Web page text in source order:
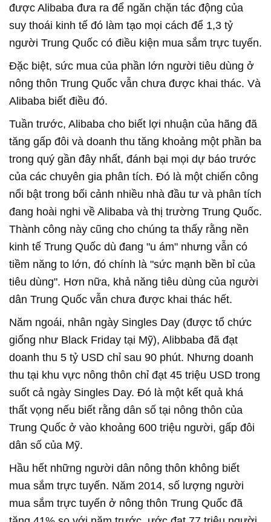
được Alibaba đưa ra để ngăn chặn tác động của
suy thoái kinh tế đó làm tạo mọi cách để 1,3 tỷ
người Trung Quốc có điều kiện mua sắm trực tuyến.
Đặc biệt, sức mua của phần lớn người tiêu dùng ở
nông thôn Trung Quốc vẫn chưa được khai thác. Và
Alibaba biết điều đó.
Tuần trước, Alibaba cho biết lợi nhuận của hãng đã
tăng gấp đôi và doanh thu tăng khoảng một phần ba
trong quý gần đây nhất, đánh bại mọi dự báo trước
của các chuyên gia phân tích. Đó là một chiến công
nổi bật trong bối cảnh nhiều nhà đầu tư và phân tích
đang hoài nghi về Alibaba và thị trường Trung Quốc.
Thành công này cũng cho chúng ta thấy rằng nền
kinh tế Trung Quốc dù đang "u ám" nhưng vẫn có
tiềm năng to lớn, đó chính là "sức mạnh bền bỉ của
tiêu dùng". Hơn nữa, khả năng tiêu dùng của người
dân Trung Quốc vẫn chưa được khai thác hết.
Năm ngoái, nhân ngày Singles Day (được tổ chức
giống như Black Friday tại Mỹ), Alibbaba đã đạt
doanh thu 5 tỷ USD chỉ sau 90 phút. Nhưng doanh
thu tại khu vực nông thôn chỉ đạt 45 triệu USD trong
suốt cả ngày Singles Day. Đó là một kết quả khá
thất vọng nếu biết rằng dân số tại nông thôn của
Trung Quốc ở vào khoảng 600 triệu người, gấp đôi
dân số của Mỹ.
Hầu hết những người dân nông thôn không biết
mua sắm trực tuyến. Năm 2014, số lượng người
mua sắm trực tuyến ở nông thôn Trung Quốc đã